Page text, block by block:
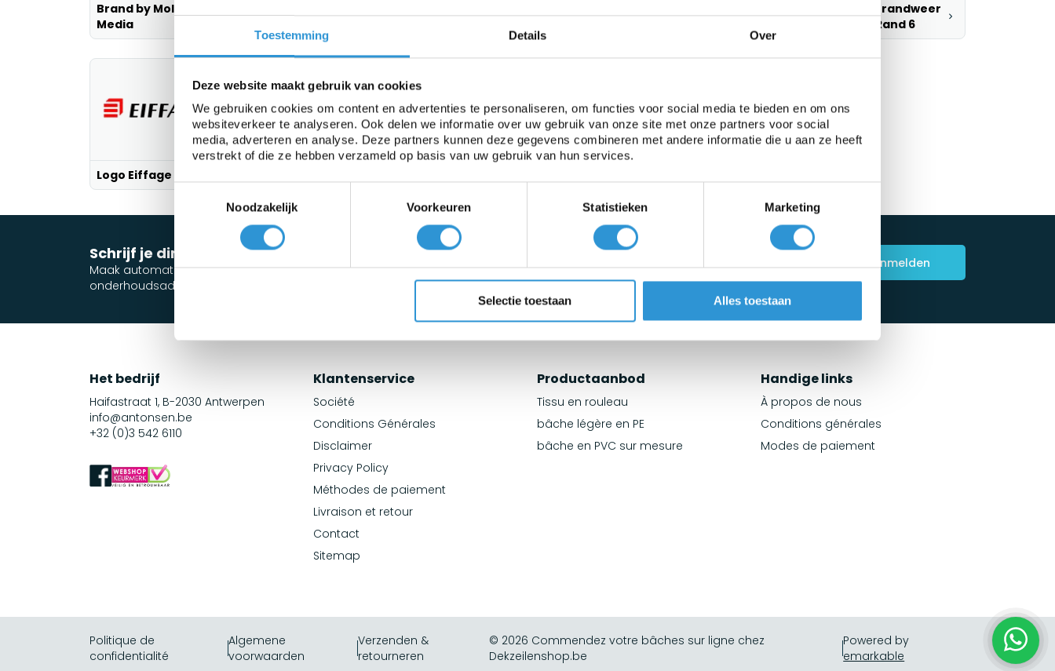
Toestemming Details Over
Deze website maakt gebruik van cookies
We gebruiken cookies om content en advertenties te personaliseren, om functies voor social media te bieden en om ons
websiteverkeer te analyseren. Ook delen we informatie over uw gebruik van onze site met onze partners voor social
media, adverteren en analyse. Deze partners kunnen deze gegevens combineren met andere informatie die u aan ze heeft
verstrekt of die ze hebben verzameld op basis van uw gebruik van hun services.
Toestemmingsselectie
Noodzakelijk
Voorkeuren Statistieken Marketing
Selectie toestaan Alles toestaan
Brand by Molders
Media
Logo Brandweer
Zone Rand 6
Logo Eiffage 5
Schrijf je direct in voor de nieuwsbrief
Maak automatisch kans en blijf op de hoogte van de nieuwste tuininspiratie,
onderhoudsadvies en acties!
Aanmelden
Het bedrijf
Haifastraat 1, B-2030 Antwerpen
info@antonsen.be
+32 (0)3 542 6110
Klantenservice
Société
Conditions Générales
Disclaimer
Privacy Policy
Méthodes de paiement
Livraison et retour
Contact
Sitemap
Productaanbod
Tissu en rouleau
bâche légère en PE
bâche en PVC sur mesure
Handige links
À propos de nous
Conditions générales
Modes de paiement
Politique de
confidentialité
Algemene
voorwaarden
Verzenden &
retourneren
© 2026 Commendez votre bâches sur ligne chez
Dekzeilenshop.be
Powered by
emarkable